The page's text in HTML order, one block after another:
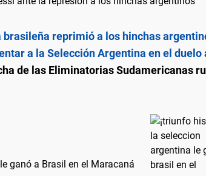
brasileña reprimió a los hinchas
a la Selección Argentina en el duelo
de las Eliminatorias Sudamericanas
ganó a Brasil en el Maracaná